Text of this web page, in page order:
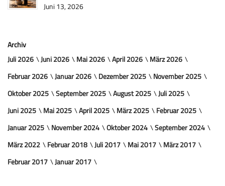
Juni 13, 2026
Archiv
Juli 2026
Juni 2026 Mai 2026 April 2026
März 2026
Februar 2026
Januar 2026 Dezember 2025
November 2025
Oktober 2025
September 2025 August 2025
Juli 2025
Juni 2025
Mai 2025 April 2025 März 2025
Februar 2025
Januar 2025
November 2024 Oktober 2024
September 2024
März 2022
Februar 2018 Juli 2017 Mai 2017
März 2017
Februar 2017
Januar 2017